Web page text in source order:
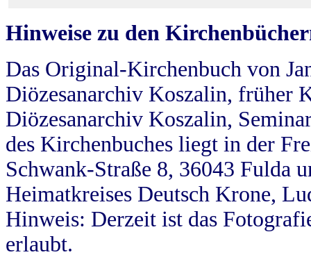
Hinweise zu den
Das Original-Kirchenbuch von
Diözesanarchiv Koszalin, früher
Diözesanarchiv Koszalin,
des Kirchenbuches liegt in der
Schwank-Straße 8, 36043 Fulda
Heimatkreises Deutsch Krone,
Hinweis: Derzeit ist das
erlaubt.